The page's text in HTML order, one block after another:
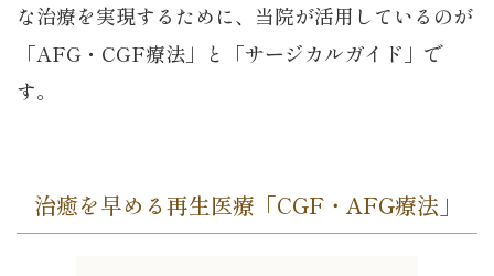
な治療を実現するために、当院が活用しているのが
「AFG・CGF療法」と「サージカルガイド」で
す。
治癒を早める再生医療「CGF・AFG療法」